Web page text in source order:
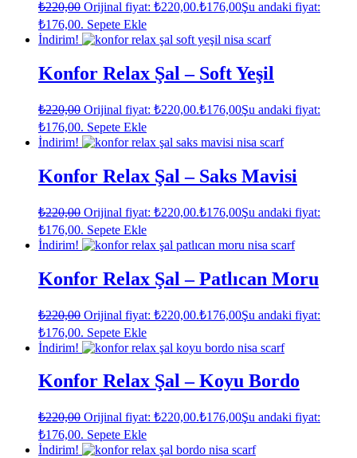
₺220,00 Orijinal fiyat: ₺220,00.₺176,00Şu andaki fiyat:
₺176,00. Sepete Ekle
İndirim!
Konfor Relax Şal – Soft Yeşil
₺220,00 Orijinal fiyat: ₺220,00.₺176,00Şu andaki fiyat:
₺176,00. Sepete Ekle
İndirim!
Konfor Relax Şal – Saks Mavisi
₺220,00 Orijinal fiyat: ₺220,00.₺176,00Şu andaki fiyat:
₺176,00. Sepete Ekle
İndirim!
Konfor Relax Şal – Patlıcan Moru
₺220,00 Orijinal fiyat: ₺220,00.₺176,00Şu andaki fiyat:
₺176,00. Sepete Ekle
İndirim!
Konfor Relax Şal – Koyu Bordo
₺220,00 Orijinal fiyat: ₺220,00.₺176,00Şu andaki fiyat:
₺176,00. Sepete Ekle
İndirim!